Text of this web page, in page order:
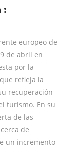
:
europeo de
de abril en
por la
refleja la
recuperación
turismo. En su
de las
de
un incremento